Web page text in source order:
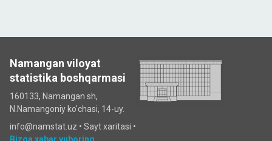
Namangan viloyat
statistika boshqarmasi
160133, Namangan sh,
N.Namangoniy ko'chasi, 14-uy.
info@namstat.uz • Sayt xaritasi •